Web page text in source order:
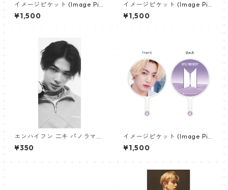
イメージピケット (Image Pic
ket) うちわ - ヴィ (V_04)
¥1,500
イメージピケット (Image Pic
ket) うちわ - 防弾少年団 (BTS
_01)
¥1,500
エンハイフン 二キ パノラマポ
スター (ENHYPEN NIKI Poste
r) 700*330mm 【Niki_01】
¥350
イメージピケット (Image Pic
ket) うちわ - ジョングク (JU
NGKOOK_07)
¥1,500